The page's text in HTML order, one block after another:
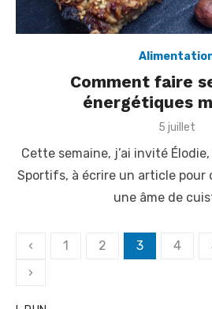
Comment faire
énergétiques
P
s
t
e
d
5 juillet
Cette semaine, j’ai invité
Sportifs, à écrire un article pour
une âme de
‹ 1 2 3 4
›